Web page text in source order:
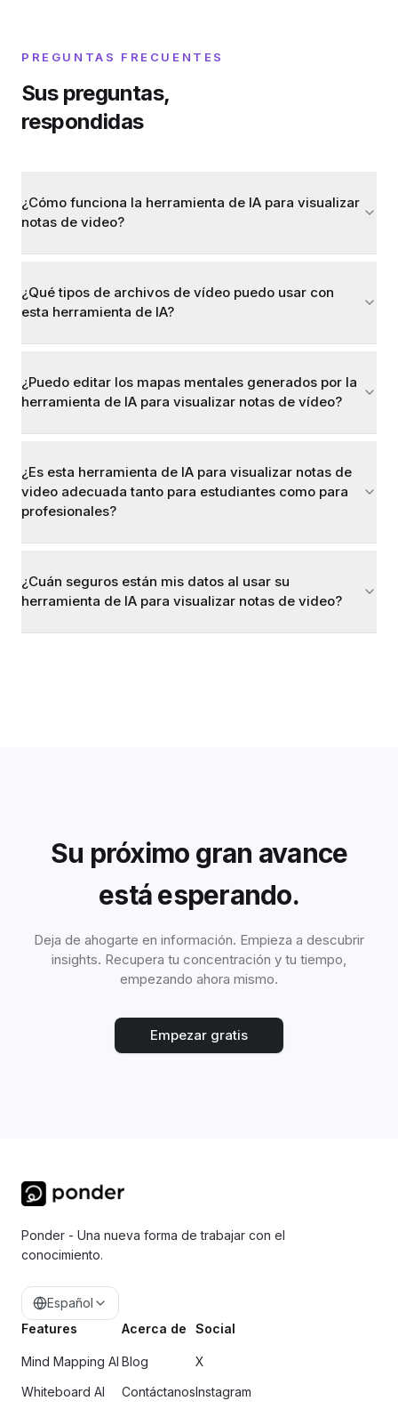
PREGUNTAS FRECUENTES
Sus preguntas,
respondidas
¿Cómo funciona la herramienta de IA para visualizar
notas de video?
¿Qué tipos de archivos de vídeo puedo usar con
esta herramienta de IA?
¿Puedo editar los mapas mentales generados por la
herramienta de IA para visualizar notas de vídeo?
¿Es esta herramienta de IA para visualizar notas de
video adecuada tanto para estudiantes como para
profesionales?
¿Cuán seguros están mis datos al usar su
herramienta de IA para visualizar notas de video?
Su próximo gran avance
está esperando.
Deja de ahogarte en información. Empieza a descubrir
insights. Recupera tu concentración y tu tiempo,
empezando ahora mismo.
Empezar gratis
Ponder - Una nueva forma de trabajar con el
conocimiento.
Español
Features
Mind Mapping AI
Whiteboard AI
Acerca de
Blog
Contáctanos
Social
X
Instagram